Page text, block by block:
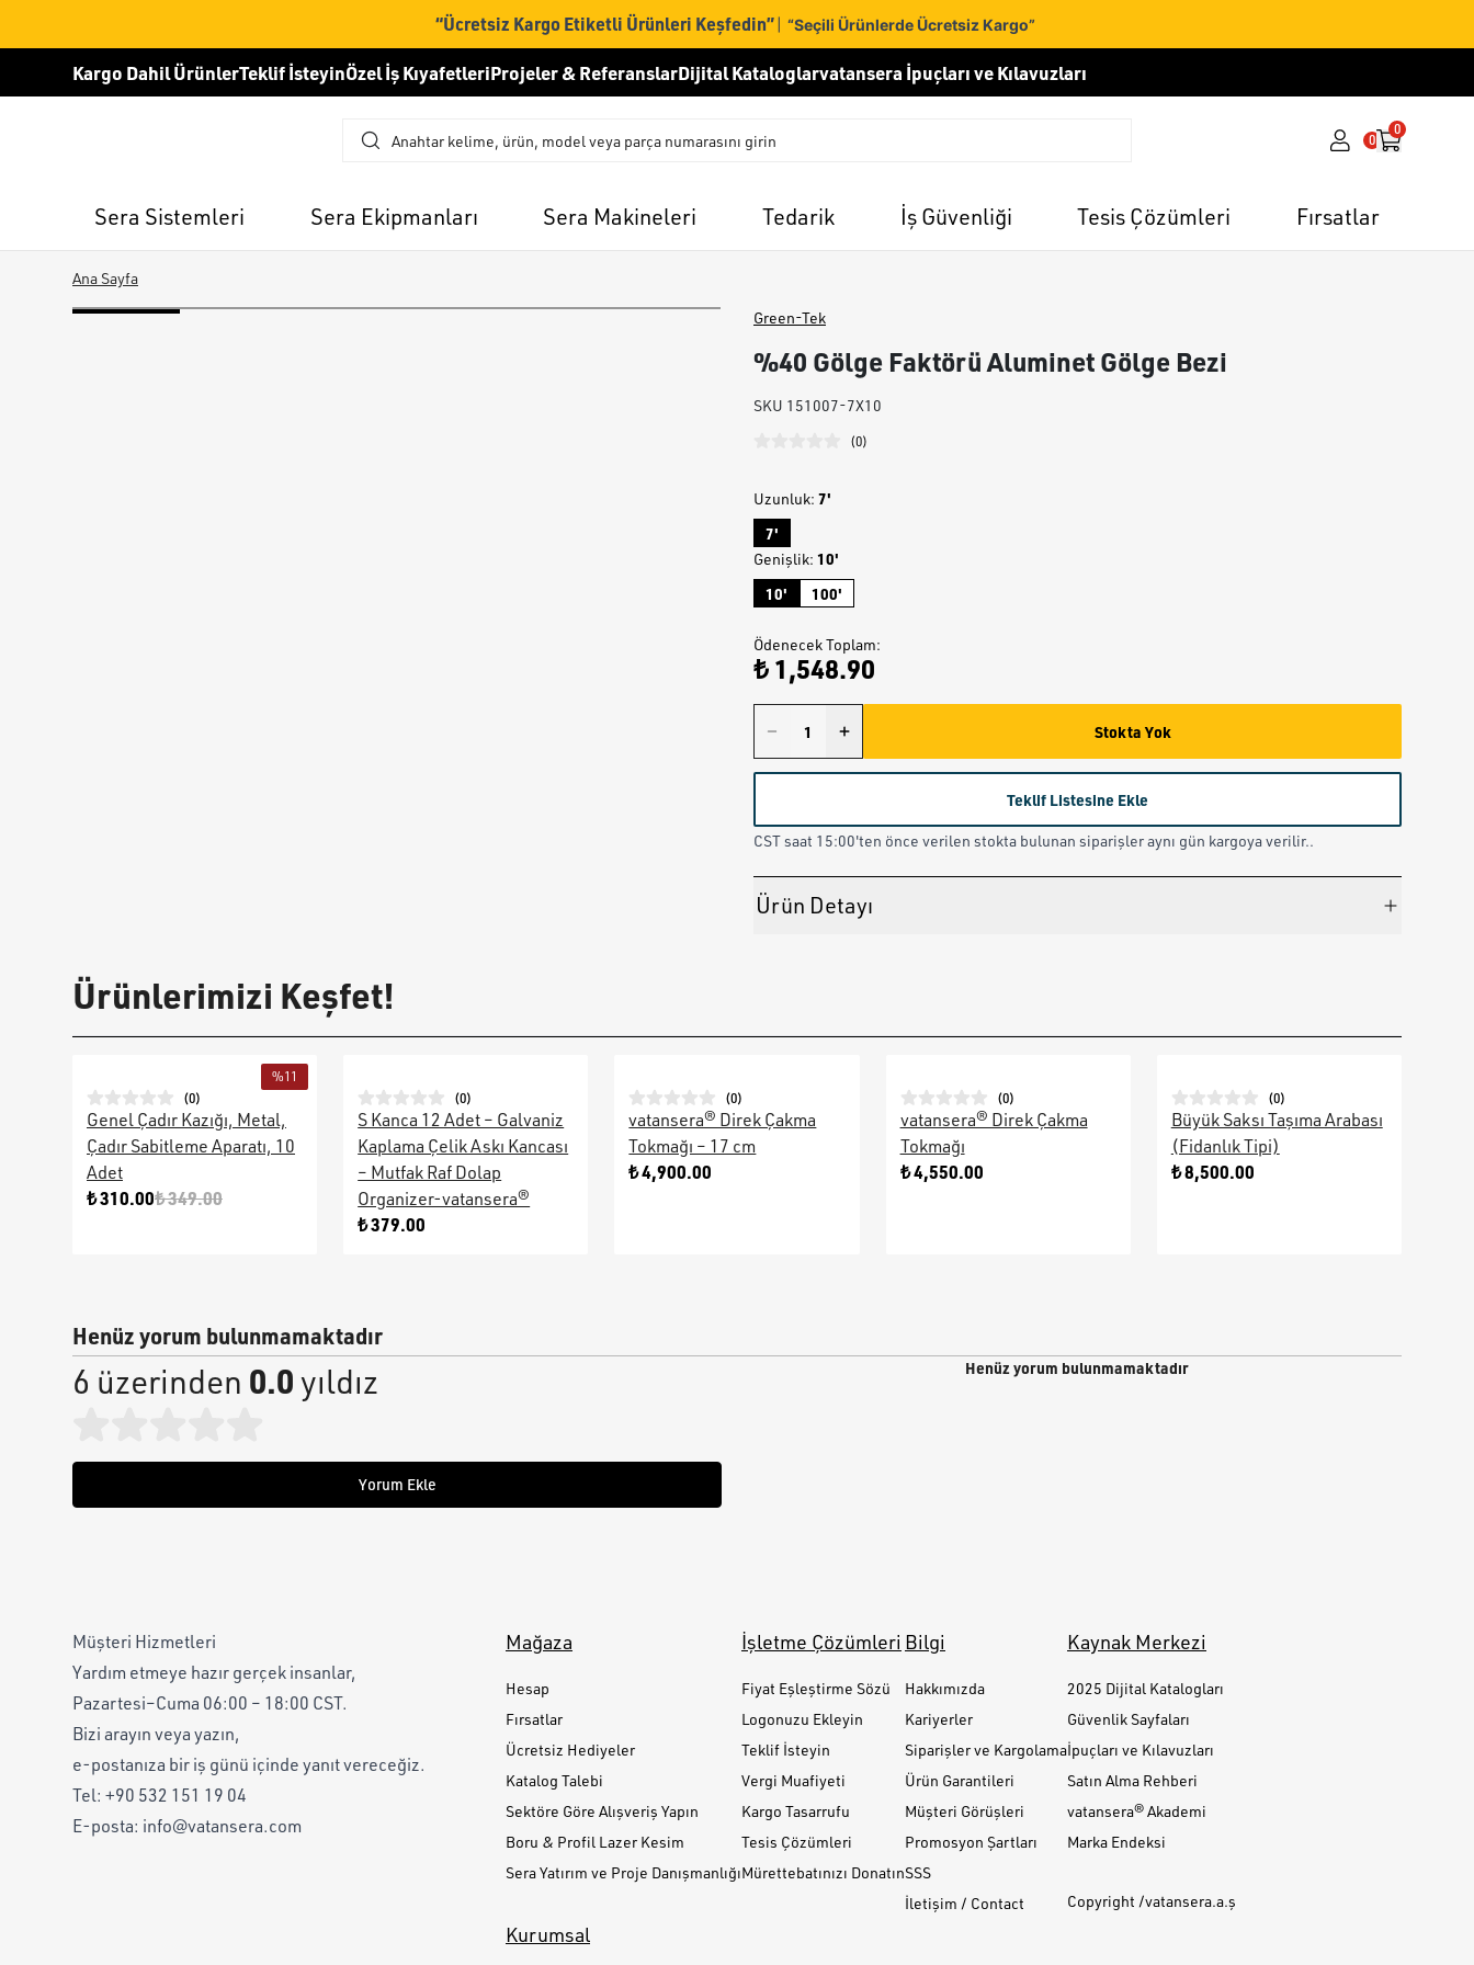
“Ücretsiz Kargo Etiketli Ürünleri Keşfedin”| “Seçili Ürünlerde Ücretsiz Kargo”
Kargo Dahil ÜrünlerTeklif İsteyinÖzel İş KıyafetleriProjeler & ReferanslarDijital Kataloglarvatansera İpuçları ve Kılavuzları
0
0
Sera Sistemleri Sera Ekipmanları Sera Makineleri Tedarik İş Güvenliği Tesis Çözümleri Fırsatlar
Ana Sayfa
Green-Tek
%40 Gölge Faktörü Aluminet Gölge Bezi
SKU 151007-7X10
(0)
Uzunluk: 7'
7'
Genişlik: 10'
10'
100'
Ödenecek Toplam:
₺ 1,548.90
Stokta Yok
Teklif Listesine Ekle
CST saat 15:00'ten önce verilen stokta bulunan siparişler aynı gün kargoya verilir..
Ürün Detayı
Ürünlerimizi Keşfet!
%11
(0)
Genel Çadır Kazığı, Metal,
Çadır Sabitleme Aparatı, 10
Adet
₺ 310.00₺ 349.00
(0)
S Kanca 12 Adet – Galvaniz
Kaplama Çelik Askı Kancası
– Mutfak Raf Dolap
Organizer-vatansera®
₺ 379.00
(0)
vatansera® Direk Çakma
Tokmağı – 17 cm
₺ 4,900.00
(0)
vatansera® Direk Çakma
Tokmağı
₺ 4,550.00
(0)
Büyük Saksı Taşıma Arabası
(Fidanlık Tipi)
₺ 8,500.00
Henüz yorum bulunmamaktadır
6 üzerinden 0.0yıldız
Yorum Ekle
Henüz yorum bulunmamaktadır
Müşteri Hizmetleri
Yardım etmeye hazır gerçek insanlar,
Pazartesi–Cuma 06:00 – 18:00 CST.
Bizi arayın veya yazın,
e-postanıza bir iş günü içinde yanıt vereceğiz.
Tel: +90 532 151 19 04
E-posta: info@vatansera.com
Mağaza
Hesap
Fırsatlar
Ücretsiz Hediyeler
Katalog Talebi
Sektöre Göre Alışveriş Yapın
Boru & Profil Lazer Kesim
Sera Yatırım ve Proje Danışmanlığı
İşletme Çözümleri
Fiyat Eşleştirme Sözü
Logonuzu Ekleyin
Teklif İsteyin
Vergi Muafiyeti
Kargo Tasarrufu
Tesis Çözümleri
Mürettebatınızı Donatın
Bilgi
Hakkımızda
Kariyerler
Siparişler ve Kargolama
Ürün Garantileri
Müşteri Görüşleri
Promosyon Şartları
SSS
İletişim / Contact
Kaynak Merkezi
2025 Dijital Katalogları
Güvenlik Sayfaları
İpuçları ve Kılavuzları
Satın Alma Rehberi
vatansera® Akademi
Marka Endeksi
Copyright /vatansera.a.ş
Kurumsal